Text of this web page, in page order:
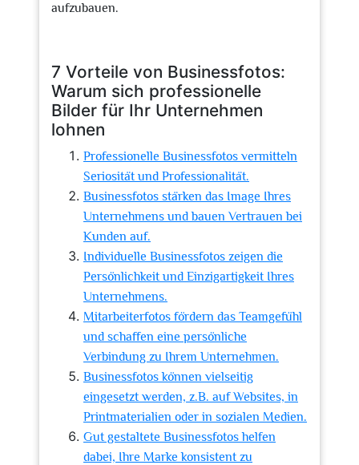
aufzubauen.
7 Vorteile von Businessfotos:
Warum sich professionelle
Bilder für Ihr Unternehmen
lohnen
Professionelle Businessfotos vermitteln
Seriosität und Professionalität.
Businessfotos stärken das Image Ihres
Unternehmens und bauen Vertrauen bei
Kunden auf.
Individuelle Businessfotos zeigen die
Persönlichkeit und Einzigartigkeit Ihres
Unternehmens.
Mitarbeiterfotos fördern das Teamgefühl
und schaffen eine persönliche
Verbindung zu Ihrem Unternehmen.
Businessfotos können vielseitig
eingesetzt werden, z.B. auf Websites, in
Printmaterialien oder in sozialen Medien.
Gut gestaltete Businessfotos helfen
dabei, Ihre Marke konsistent zu